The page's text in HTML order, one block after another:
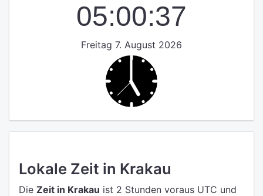
05:00:37
Freitag 7. August 2026
Lokale Zeit in Krakau
Die Zeit in Krakau ist 2 Stunden voraus UTC und